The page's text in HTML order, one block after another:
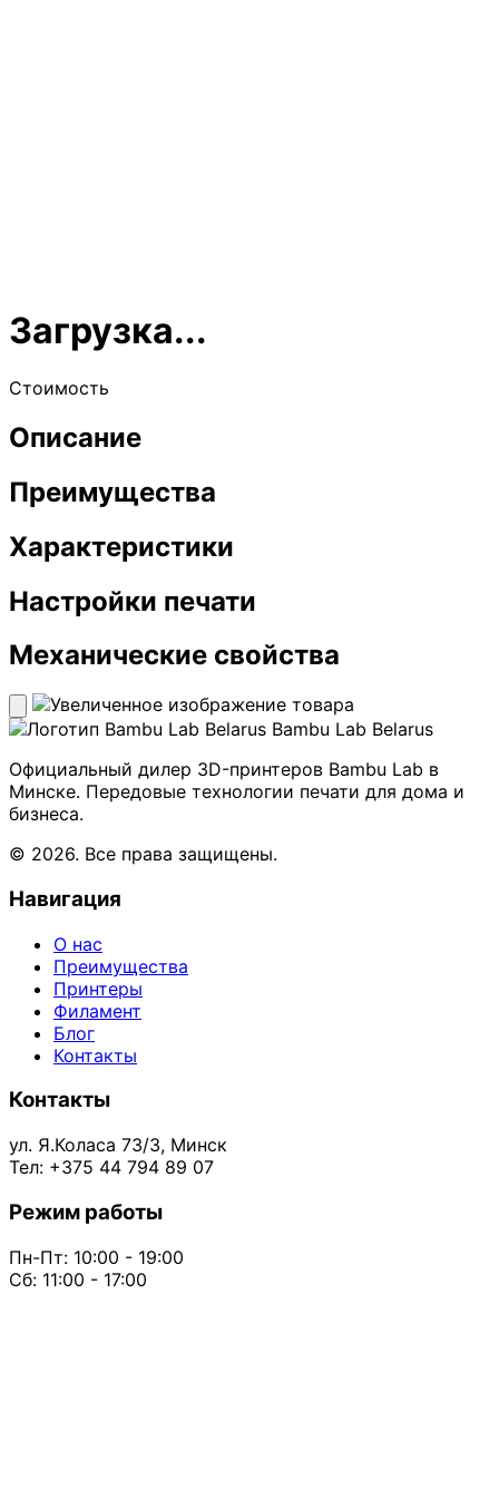
Загрузка...
Стоимость
Описание
Преимущества
Характеристики
Настройки печати
Механические свойства
Bambu Lab Belarus
Официальный дилер 3D-принтеров Bambu Lab в
Минске. Передовые технологии печати для дома и
бизнеса.
© 2026. Все права защищены.
Навигация
О нас
Преимущества
Принтеры
Филамент
Блог
Контакты
Контакты
ул. Я.Коласа 73/3, Минск
Тел: +375 44 794 89 07
Режим работы
Пн-Пт: 10:00 - 19:00
Сб: 11:00 - 17:00